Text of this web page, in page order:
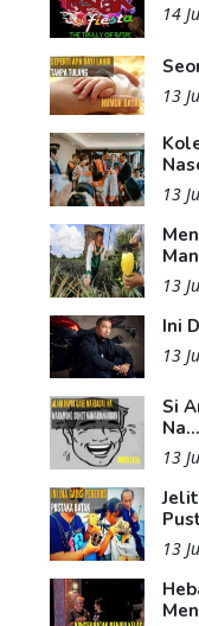
14
13
13
13
Ini
13
Si
Na...
13
13